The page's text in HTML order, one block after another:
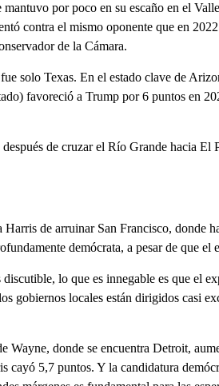
por poco en su escaño en el
contra el mismo oponente que en
de la Cámara.
solo Texas. En el estado clave de
favoreció a Trump por 6 puntos en
de cruzar el Río Grande hacia El
de arruinar San Francisco, donde
demócrata, a pesar de que el
lo que es innegable es que el
gobiernos locales están dirigidos casi
Wayne, donde se encuentra Detroit,
cayó 5,7 puntos. Y la candidatura